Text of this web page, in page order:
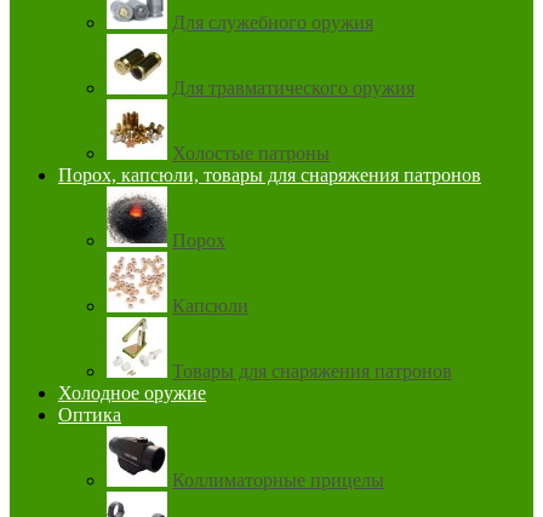
Для служебного оружия
Для травматического оружия
Холостые патроны
Порох, капсюли, товары для снаряжения патронов
Порох
Капсюли
Товары для снаряжения патронов
Холодное оружие
Оптика
Коллиматорные прицелы